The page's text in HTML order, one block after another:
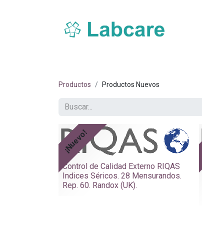
Productos Productos Nuevos
Control de Calidad Externo RIQAS
Indices Séricos. 28 Mensurandos.
Rep. 60. Randox (UK).
¡Nuevo!